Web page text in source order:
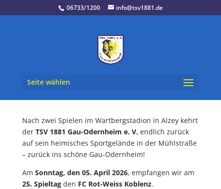
06733/1200 info@tsv1881.de
Seite wählen
Nach zwei Spielen im Wartbergstadion in Alzey kehrt
der TSV 1881 Gau-Odernheim e. V. endlich zurück
auf sein heimisches Sportgelände in der Mühlstraße
– zurück ins schöne Gau-Odernheim!
Am Sonntag, den 05. April 2026, empfangen wir am
25. Spieltagden FC Rot-Weiss Koblenz.